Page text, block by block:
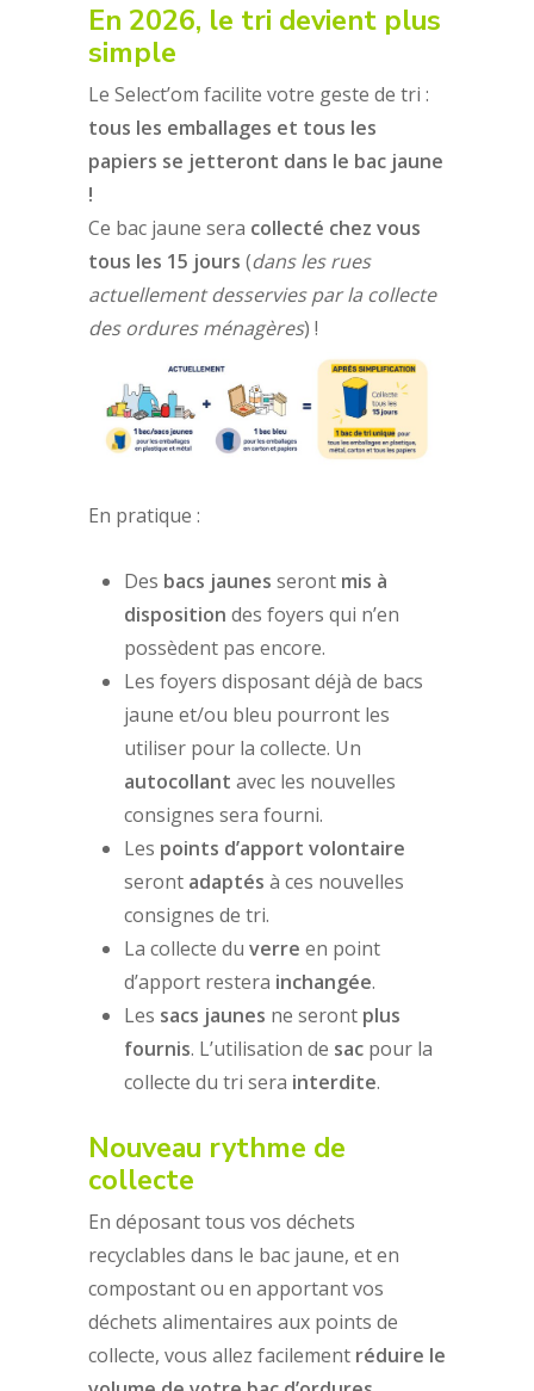
En 2026, le tri devient plus
simple
Le Select’om facilite votre geste de tri :
tous les emballages et tous les
papiers se jetteront dans le bac jaune
!
Ce bac jaune sera collecté chez vous
tous les 15 jours (dans les rues
actuellement desservies par la collecte
des ordures ménagères) !
En pratique :
Des bacs jaunes seront mis à
disposition des foyers qui n’en
possèdent pas encore.
Les foyers disposant déjà de bacs
jaune et/ou bleu pourront les
utiliser pour la collecte. Un
autocollant avec les nouvelles
consignes sera fourni.
Les points d’apport volontaire
seront adaptés à ces nouvelles
consignes de tri.
La collecte du verre en point
d’apport restera inchangée.
Les sacs jaunes ne seront plus
fournis. L’utilisation de sac pour la
collecte du tri sera interdite.
Nouveau rythme de
collecte
En déposant tous vos déchets
recyclables dans le bac jaune, et en
compostant ou en apportant vos
déchets alimentaires aux points de
collecte, vous allez facilement réduire le